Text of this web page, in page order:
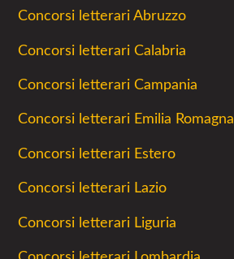
Concorsi letterari Abruzzo
Concorsi letterari Calabria
Concorsi letterari Campania
Concorsi letterari Emilia Romagna
Concorsi letterari Estero
Concorsi letterari Lazio
Concorsi letterari Liguria